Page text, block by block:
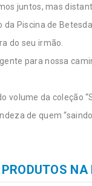
juntos, mas
da Piscina de
do seu irmão.
para nossa
volume da coleção
de quem